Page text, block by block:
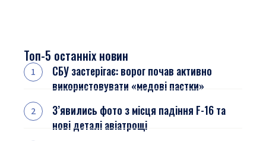
Топ-5 останніх новин
СБУ застерігає: ворог почав активно
використовувати «медові пастки»
З’явились фото з місця падіння F-16 та
нові деталі авіатрощі